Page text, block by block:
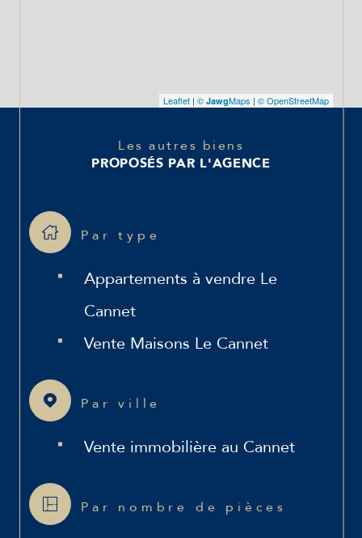
Leaflet | © JawgMaps | © OpenStreetMap
Les autres biens
PROPOSÉS PAR L'AGENCE
Par type
Appartements à vendre Le
Cannet
Vente Maisons Le Cannet
Par ville
Vente immobilière au Cannet
Par nombre de pièces